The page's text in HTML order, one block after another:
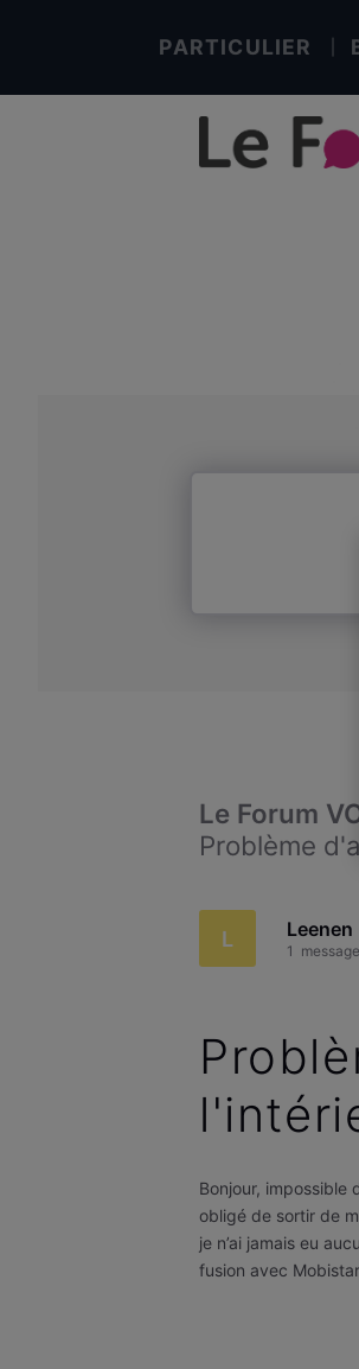
PARTICULIER
Le Forum
Problème
L Leenen
1
Bonjour, impossible
obligé de sortir de
je n’ai jamais eu
fusion avec